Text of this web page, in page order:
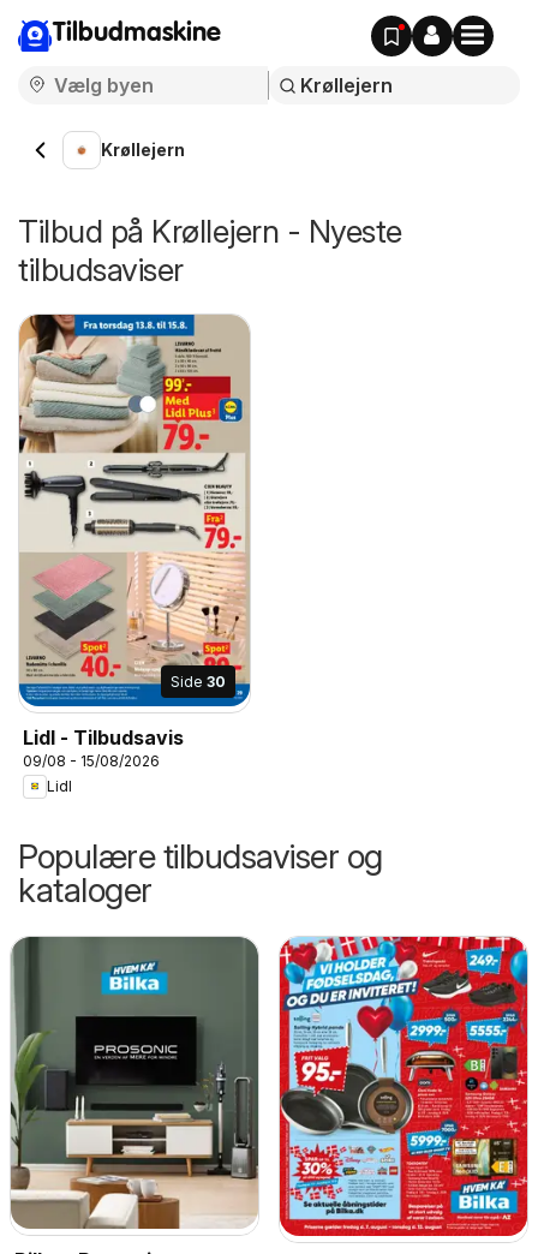
Tilbudmaskine
Krøllejern
Tilbud på Krøllejern - Nyeste
tilbudsaviser
Side 30
Lidl - Tilbudsavis
09/08 - 15/08/2026
Lidl
Populære tilbudsaviser og
kataloger